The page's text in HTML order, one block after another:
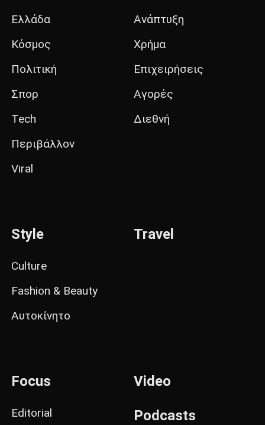
Ελλάδα
Κόσμος
Πολιτική
Σπορ
Tech
Περιβάλλον
Viral
Ανάπτυξη
Χρήμα
Επιχειρήσεις
Αγορές
Διεθνή
Style
Culture
Fashion & Beauty
Αυτοκίνητο
Travel
Focus
Editorial
Video
Podcasts